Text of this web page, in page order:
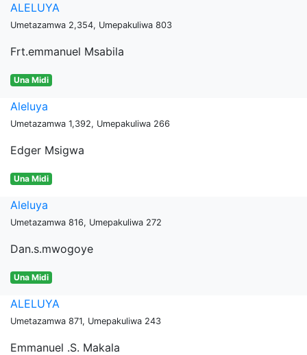
ALELUYA
Umetazamwa 2,354, Umepakuliwa 803
Frt.emmanuel Msabila
Una Midi
Aleluya
Umetazamwa 1,392, Umepakuliwa 266
Edger Msigwa
Una Midi
Aleluya
Umetazamwa 816, Umepakuliwa 272
Dan.s.mwogoye
Una Midi
ALELUYA
Umetazamwa 871, Umepakuliwa 243
Emmanuel .S. Makala